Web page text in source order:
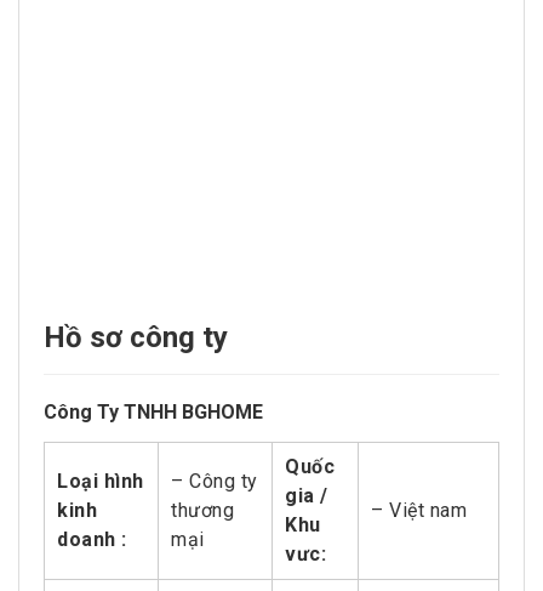
Hồ sơ công ty
Công Ty TNHH BGHOME
Loại hình
kinh
doanh :
– Công ty
thương
mại
Quốc
gia /
Khu
vưc:
– Việt nam